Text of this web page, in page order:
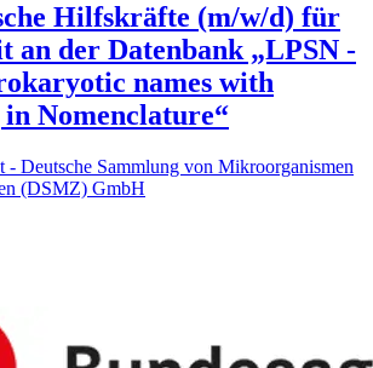
Hilfskräfte (m/w/d) für
an der Datenbank „LPSN -
names with
in Nomenclature“
- Deutsche Sammlung von Mikroorganismen
(DSMZ) GmbH